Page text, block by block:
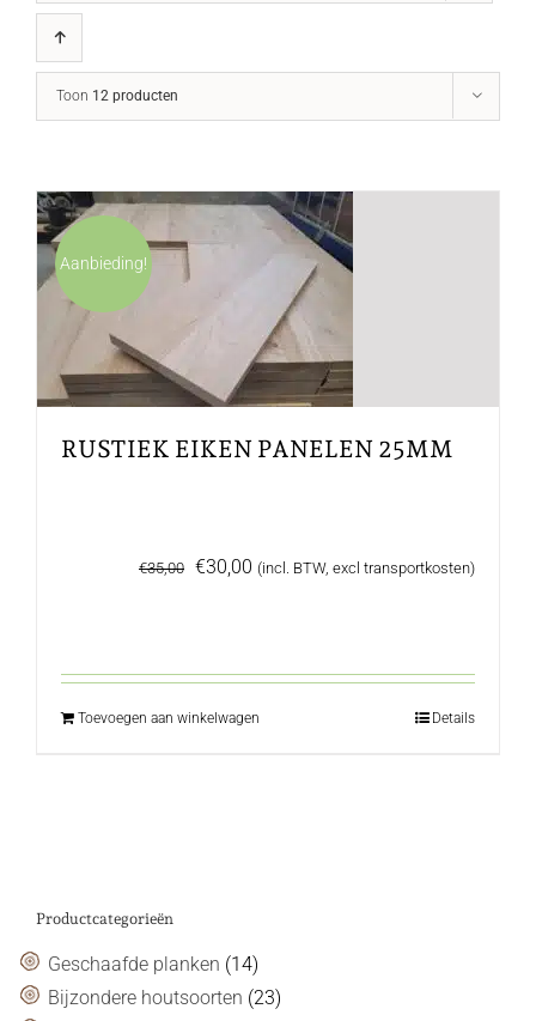
Toon 12 producten
Aanbieding!
RUSTIEK EIKEN PANELEN 25MM
€35,00 Oorspronkelijke
€30,00 Huidige
(incl. BTW, excl transportkosten)
Toevoegen aan winkelwagen Details
Productcategorieën
Geschaafde planken (14)
Bijzondere houtsoorten (23)